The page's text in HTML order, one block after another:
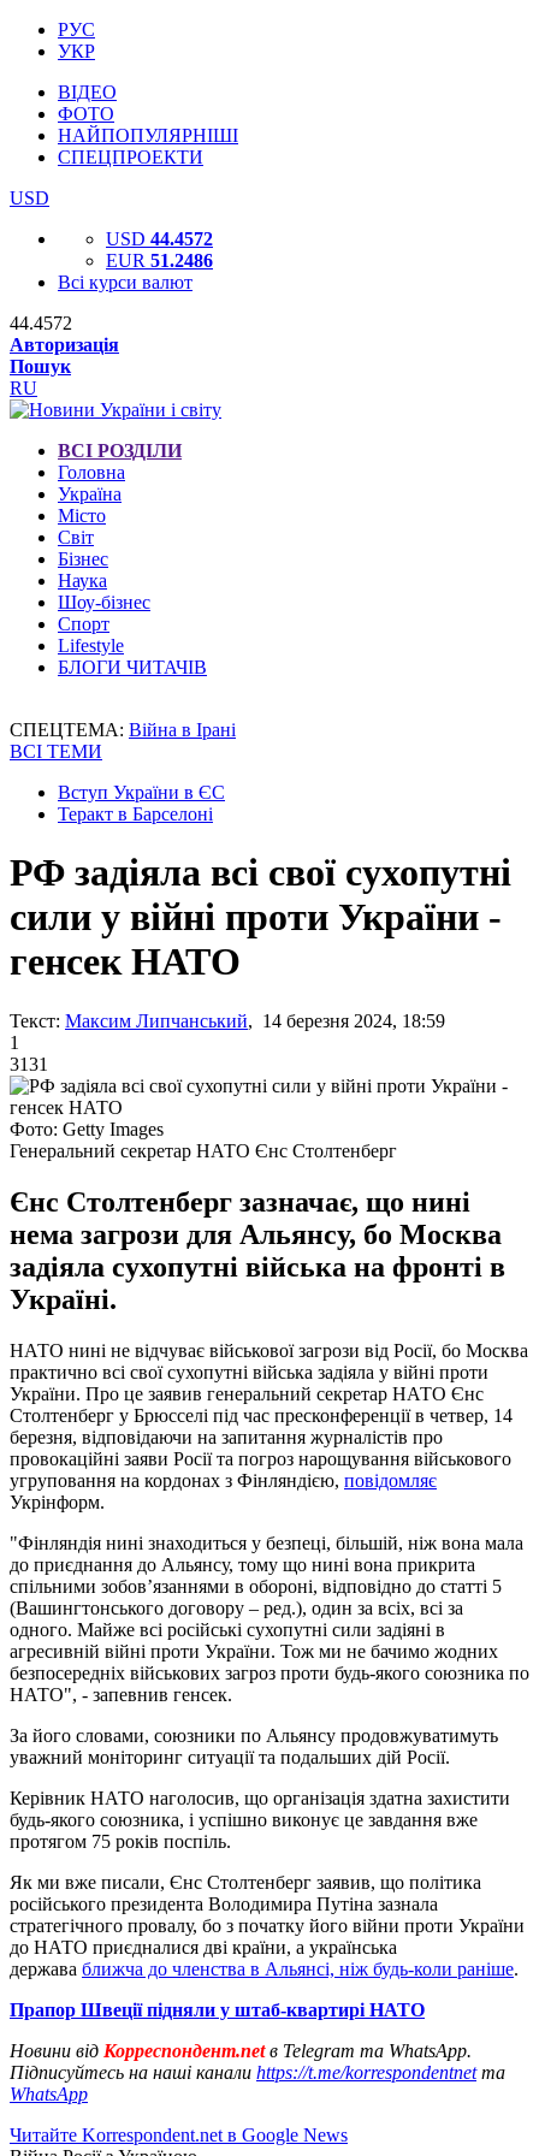
РУС
УКР
ВІДЕО
ФОТО
НАЙПОПУЛЯРНІШІ
СПЕЦПРОЕКТИ
USD
USD 44.4572
EUR 51.2486
Всі курси валют
44.4572
Авторизація
Пошук
RU
ВСІ РОЗДІЛИ
Головна
Україна
Місто
Світ
Бізнес
Наука
Шоу-бізнес
Спорт
Lifestyle
БЛОГИ ЧИТАЧІВ
СПЕЦТЕМА: Війна в Ірані
ВСІ ТЕМИ
Вступ України в ЄС
Теракт в Барселоні
РФ задіяла всі свої сухопутні
сили у війні проти України -
генсек НАТО
Текст: Максим Липчанський, 14 березня 2024, 18:59
1
3131
Фото: Getty Images
Генеральний секретар НАТО Єнс Столтенберг
Єнс Столтенберг зазначає, що нині
нема загрози для Альянсу, бо Москва
задіяла сухопутні війська на фронті в
Україні.
НАТО нині не відчуває військової загрози від Росії, бо Москва
практично всі свої сухопутні війська задіяла у війні проти
України. Про це заявив генеральний секретар НАТО Єнс
Столтенберг у Брюсселі під час пресконференції в четвер, 14
березня, відповідаючи на запитання журналістів про
провокаційні заяви Росії та погроз нарощування військового
угруповання на кордонах з Фінляндією, повідомляє
Укрінформ.
"Фінляндія нині знаходиться у безпеці, більшій, ніж вона мала
до приєднання до Альянсу, тому що нині вона прикрита
спільними зобов’язаннями в обороні, відповідно до статті 5
(Вашингтонського договору – ред.), один за всіх, всі за
одного. Майже всі російські сухопутні сили задіяні в
агресивній війні проти України. Тож ми не бачимо жодних
безпосередніх військових загроз проти будь-якого союзника по
НАТО", - запевнив генсек.
За його словами, союзники по Альянсу продовжуватимуть
уважний моніторинг ситуації та подальших дій Росії.
Керівник НАТО наголосив, що організація здатна захистити
будь-якого союзника, і успішно виконує це завдання вже
протягом 75 років поспіль.
Як ми вже писали, Єнс Столтенберг заявив, що політика
російського президента Володимира Путіна зазнала
стратегічного провалу, бо з початку його війни проти України
до НАТО приєдналися дві країни, а українська
держава ближча до членства в Альянсі, ніж будь-коли раніше.
Прапор Швеції підняли у штаб-квартирі НАТО
Новини від Корреспондент.netв Telegram та WhatsApp.
Підписуйтесь на наші канали https://t.me/korrespondentnetта
WhatsApp
Читайте Korrespondent.net в Google News